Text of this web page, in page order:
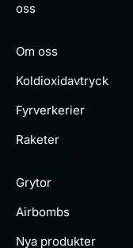
oss
Om oss
Koldioxidavtryck
Fyrverkerier
Raketer
Grytor
Airbombs
Nya produkter